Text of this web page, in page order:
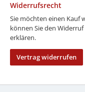
Widerrufsrecht
Sie möchten einen Kauf
können Sie den
erklären.
Vertrag widerrufen